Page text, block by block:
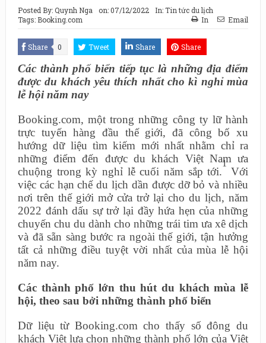
Posted By:Quynh Nga on:07/12/2022 In:Tin tức du lịch
Tags: Booking.com In Email
Share 0 Tweet Share Share
Cácthành phố biển tiếp tục là những địa điểm
được du khách yêu thích nhất cho kì nghỉ mùa
lễ hội năm nay
Booking.com, một trong những công ty lữ hành
trực tuyến hàng đầu thế giới, đã công bố xu
hướng dữ liệu tìm kiếm mới nhất nhằm chỉ ra
những điểm đến được du khách Việt Nam ưa
chuộng trong kỳ nghỉ lễ cuối năm sắp tới.
1
Với
việc các hạn chế du lịch dần được dỡ bỏ và nhiều
nơi trên thế giới mở cửa trở lại cho du lịch, năm
2022 đánh dấu sự trở lại đầy hứa hẹn của những
chuyến chu du dành cho những trái tim ưa xê dịch
và đã sẵn sàng bước ra ngoài thế giới, tận hưởng
tất cả những điều tuyệt vời nhất của mùa lễ hội
năm nay.
Các thành phố lớn thu hút du khách mùa lễ
hội, theo sau bởi những thành phố biển
Dữ liệu từ Booking.com cho thấy số đông du
khách Việt lựa chọn những thành phố lớn của Việt